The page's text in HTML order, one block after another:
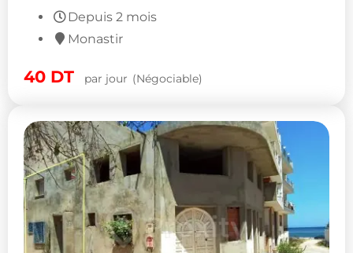
Depuis 2 mois
Monastir
40 DT par jour (Négociable)